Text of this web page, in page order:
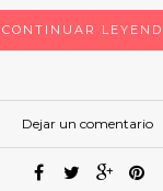
CONTINUAR
Dejar un comentario